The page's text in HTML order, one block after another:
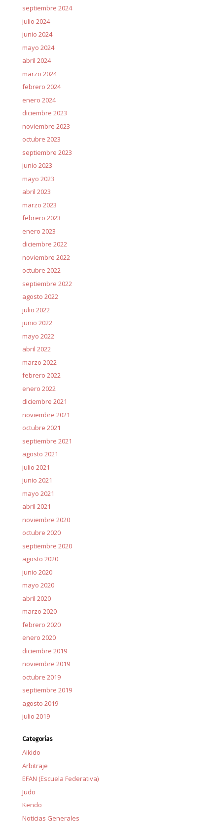
septiembre 2024
julio 2024
junio 2024
mayo 2024
abril 2024
marzo 2024
febrero 2024
enero 2024
diciembre 2023
noviembre 2023
octubre 2023
septiembre 2023
junio 2023
mayo 2023
abril 2023
marzo 2023
febrero 2023
enero 2023
diciembre 2022
noviembre 2022
octubre 2022
septiembre 2022
agosto 2022
julio 2022
junio 2022
mayo 2022
abril 2022
marzo 2022
febrero 2022
enero 2022
diciembre 2021
noviembre 2021
octubre 2021
septiembre 2021
agosto 2021
julio 2021
junio 2021
mayo 2021
abril 2021
noviembre 2020
octubre 2020
septiembre 2020
agosto 2020
junio 2020
mayo 2020
abril 2020
marzo 2020
febrero 2020
enero 2020
diciembre 2019
noviembre 2019
octubre 2019
septiembre 2019
agosto 2019
julio 2019
Categorías
Aikido
Arbitraje
EFAN (Escuela Federativa)
Judo
Kendo
Noticias Generales